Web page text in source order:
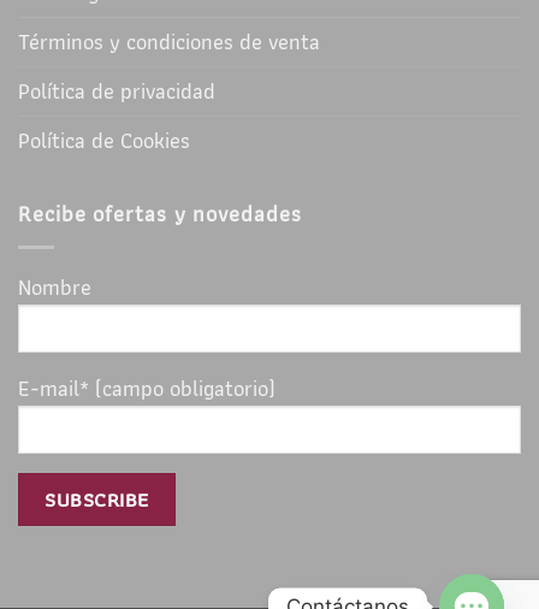
Términos y condiciones de venta
Política de privacidad
Política de Cookies
Recibe ofertas y novedades
Nombre
E-mail* (campo obligatorio)